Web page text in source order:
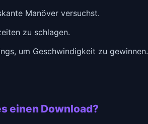
Manöver versuchst.
zu schlagen.
um Geschwindigkeit zu gewinnen.
einen Download?